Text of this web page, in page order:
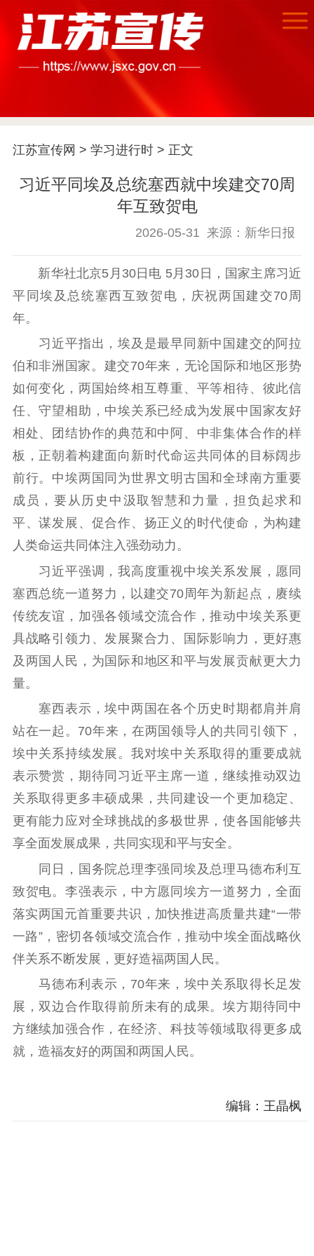
首页
公示公告
信息公开制度
信息公开年度报
工作动态
理论学习 宣传宣讲 研究阐释
哲学社科
社科强省 工作通知
成果集萃
江苏文脉
资料下载
新闻宣传
主题宣传 对外宣传
新闻发布
记者之家
品牌栏目
文化文艺
精品生产 文化惠民
文化传承
文化交流
体制改革
文化产业
紫金文化艺术节
品牌活动 紫艺舞台
精神文明
文明创建 文明实践
文明培育
先进典型
社会宣传
思想政治教育 爱国主义教育
全民国防教育
红色资源保护利
用
新闻出版
精品出版 全民阅读
出版监管
扫黄打非
电影工作
电影创作 电影市场
机关党建
党建要闻 学习在线
职称评审
江苏宣传网 > 学习进行时> 正文
习近平同埃及总统塞西就中埃建交70周
年互致贺电
2026-05-31 来源：新华日报
新华社北京5月30日电 5月30日，国家主席习近
平同埃及总统塞西互致贺电，庆祝两国建交70周
年。
习近平指出，埃及是最早同新中国建交的阿拉
伯和非洲国家。建交70年来，无论国际和地区形势
如何变化，两国始终相互尊重、平等相待、彼此信
任、守望相助，中埃关系已经成为发展中国家友好
相处、团结协作的典范和中阿、中非集体合作的样
板，正朝着构建面向新时代命运共同体的目标阔步
前行。中埃两国同为世界文明古国和全球南方重要
成员，要从历史中汲取智慧和力量，担负起求和
平、谋发展、促合作、扬正义的时代使命，为构建
人类命运共同体注入强劲动力。
习近平强调，我高度重视中埃关系发展，愿同
塞西总统一道努力，以建交70周年为新起点，赓续
传统友谊，加强各领域交流合作，推动中埃关系更
具战略引领力、发展聚合力、国际影响力，更好惠
及两国人民，为国际和地区和平与发展贡献更大力
量。
塞西表示，埃中两国在各个历史时期都肩并肩
站在一起。70年来，在两国领导人的共同引领下，
埃中关系持续发展。我对埃中关系取得的重要成就
表示赞赏，期待同习近平主席一道，继续推动双边
关系取得更多丰硕成果，共同建设一个更加稳定、
更有能力应对全球挑战的多极世界，使各国能够共
享全面发展成果，共同实现和平与安全。
同日，国务院总理李强同埃及总理马德布利互
致贺电。李强表示，中方愿同埃方一道努力，全面
落实两国元首重要共识，加快推进高质量共建“一带
一路”，密切各领域交流合作，推动中埃全面战略伙
伴关系不断发展，更好造福两国人民。
马德布利表示，70年来，埃中关系取得长足发
展，双边合作取得前所未有的成果。埃方期待同中
方继续加强合作，在经济、科技等领域取得更多成
就，造福友好的两国和两国人民。
编辑：王晶枫